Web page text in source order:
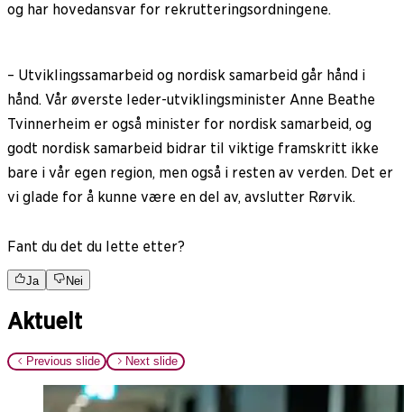
og har hovedansvar for rekrutteringsordningene.
– Utviklingssamarbeid og nordisk samarbeid går hånd i
hånd. Vår øverste leder-utviklingsminister Anne Beathe
Tvinnerheim er også minister for nordisk samarbeid, og
godt nordisk samarbeid bidrar til viktige framskritt ikke
bare i vår egen region, men også i resten av verden. Det er
vi glade for å kunne være en del av, avslutter Rørvik.
Fant du det du lette etter?
Ja Nei
Aktuelt
Previous slide Next slide